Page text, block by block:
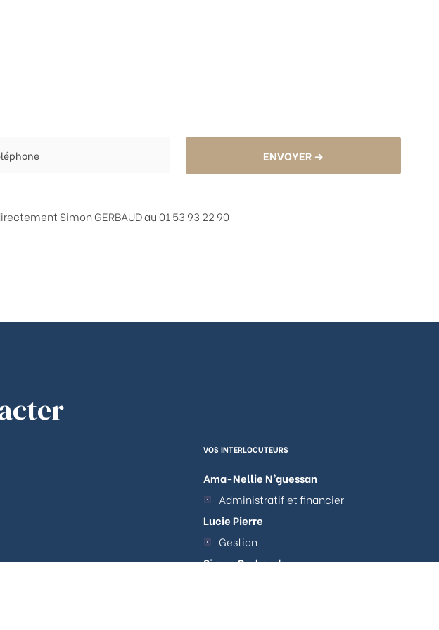
ENVOYER →
Simon GERBAUD au 01 53 93 22 90
VOS INTERLOCUTEURS
Ama-Nellie N’guessan
Administratif et financier
Lucie Pierre
Gestion
Simon Gerbaud
avec les réglementations. Personnalisez vos préférences pour contrôler la manière